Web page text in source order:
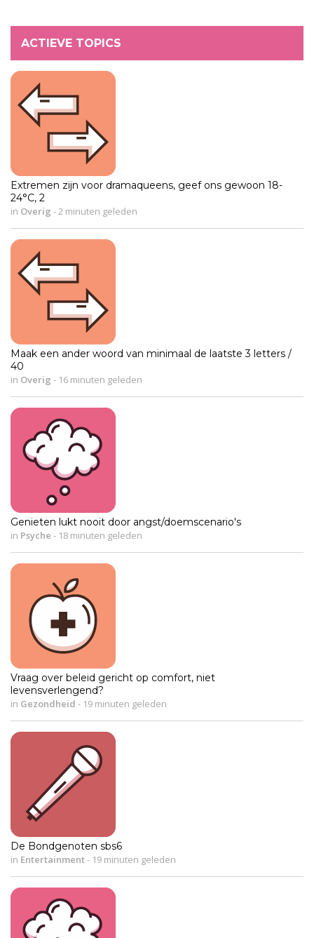
ACTIEVE TOPICS
Extremen zijn voor dramaqueens, geef ons gewoon 18-
24°C, 2
in Overig -2 minuten geleden
Maak een ander woord van minimaal de laatste 3 letters /
40
in Overig - 16 minuten geleden
Genieten lukt nooit door angst/doemscenario's
in Psyche - 18 minuten geleden
Vraag over beleid gericht op comfort, niet
levensverlengend?
in Gezondheid - 19 minuten geleden
De Bondgenoten sbs6
in Entertainment- 19 minuten geleden